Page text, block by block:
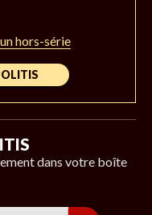
hors-série
dans votre boîte